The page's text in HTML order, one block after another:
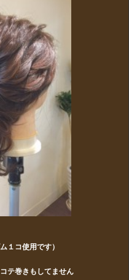
１コ使用です）
テ巻きもしてません